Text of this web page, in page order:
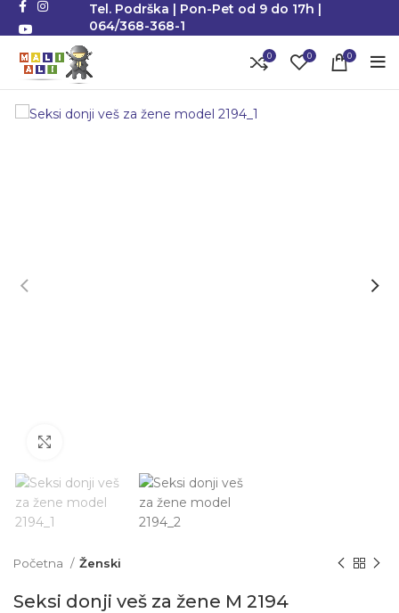
Tel. Podrška | Pon-Pet od 9 do 17h |
064/368-368-1
0 0 0
Početna Ženski
Seksi donji veš za žene M 2194